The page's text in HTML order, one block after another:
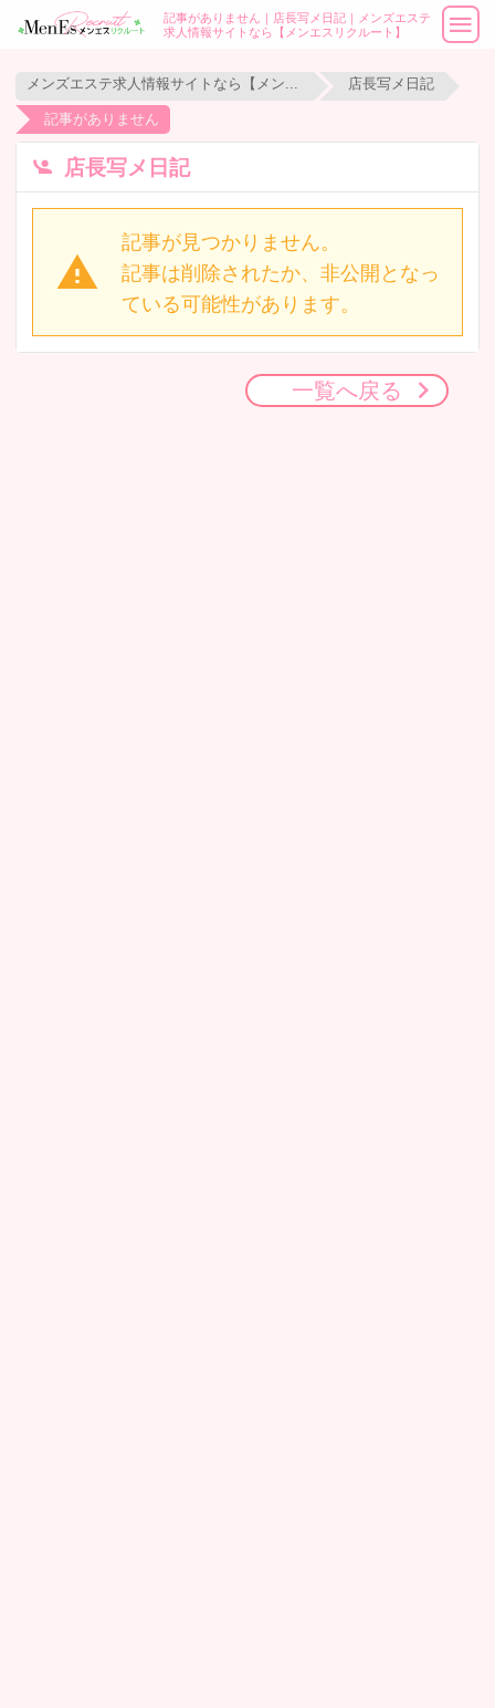
記事がありません｜店長写メ日記｜メンズエステ
求人情報サイトなら【メンエスリクルート】
店長写メ日記
記事がありません
店長写メ日記
記事が見つかりません。
記事は削除されたか、非公開となっ
ている可能性があります。
一覧へ戻る